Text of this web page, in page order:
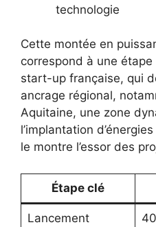
technologie
Cette montée en
correspond à une
start-up française, qui
ancrage régional,
Aquitaine, une zone
l’implantation
le montre l’essor des
Étape clé
Lancement